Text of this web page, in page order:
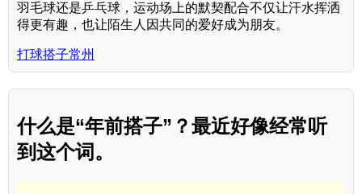
羽毛球还是乒乓球，运动场上的默契配合不仅让汗水挥洒
得更有趣，也让陌生人因共同的爱好成为朋友。
打球搭子常州
什么是“年前搭子”？最近好像经常听
到这个词。